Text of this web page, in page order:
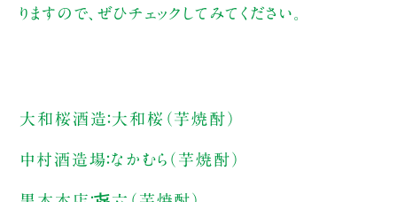
りますので、ぜひチェックしてみてください。
大和桜酒造：大和桜（芋焼酎）
中村酒造場：なかむら（芋焼酎）